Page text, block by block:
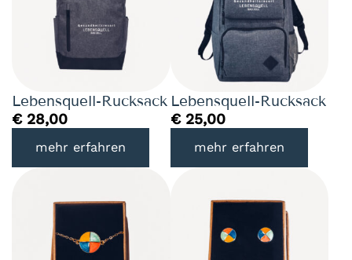
Lebensquell-Rucksack
€28,00
mehr erfahren
Lebensquell-Rucksack
€25,00
mehr erfahren